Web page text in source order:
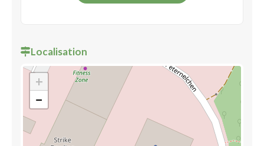
Localisation
+
−